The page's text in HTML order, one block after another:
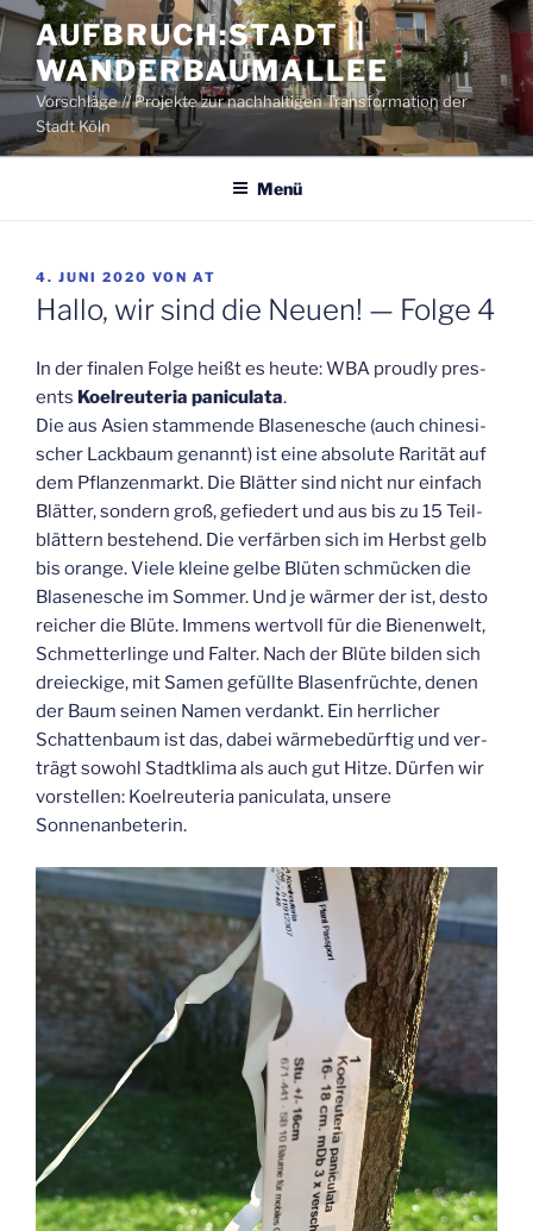
Zum
Inhalt
springen
AUFBRUCH:STADT ||
WANDERBAUMALLEE
Vorschläge // Projekte zur nachhaltigen Transformation der
Stadt Köln
Menü
VERÖFFENTLICHT
AM
4. JUNI 2020 VON AT
Hal­lo, wir sind die Neu­en! — Fol­ge 4
In der fina­len Fol­ge heißt es heu­te: WBA proud­ly pres­
ents Koel­reu­te­ria pani­cu­la­ta.
Die aus Asi­en stam­men­de Bla­sen­esche (auch chi­ne­si­
scher Lack­baum genannt) ist eine abso­lu­te Rari­tät auf
dem Pflan­zen­markt. Die Blät­ter sind nicht nur ein­fach
Blät­ter, son­dern groß, gefie­dert und aus bis zu 15 Teil­
blät­tern bestehend. Die ver­fär­ben sich im Herbst gelb
bis oran­ge. Vie­le klei­ne gel­be Blü­ten schmü­cken die
Bla­sen­esche im Som­mer. Und je wär­mer der ist, des­to
rei­cher die Blü­te. Immens wert­voll für die Bie­nen­welt,
Schmet­ter­lin­ge und Fal­ter. Nach der Blü­te bil­den sich
drei­ecki­ge, mit Samen gefüll­te Bla­sen­früch­te, denen
der Baum sei­nen Namen ver­dankt. Ein herr­li­cher
Schat­ten­baum ist das, dabei wär­me­be­dürf­tig und ver­
trägt sowohl Stadt­kli­ma als auch gut Hit­ze. Dür­fen wir
vor­stel­len: Koel­reu­te­ria pani­cu­la­ta, unse­re
Sonnenanbeterin.